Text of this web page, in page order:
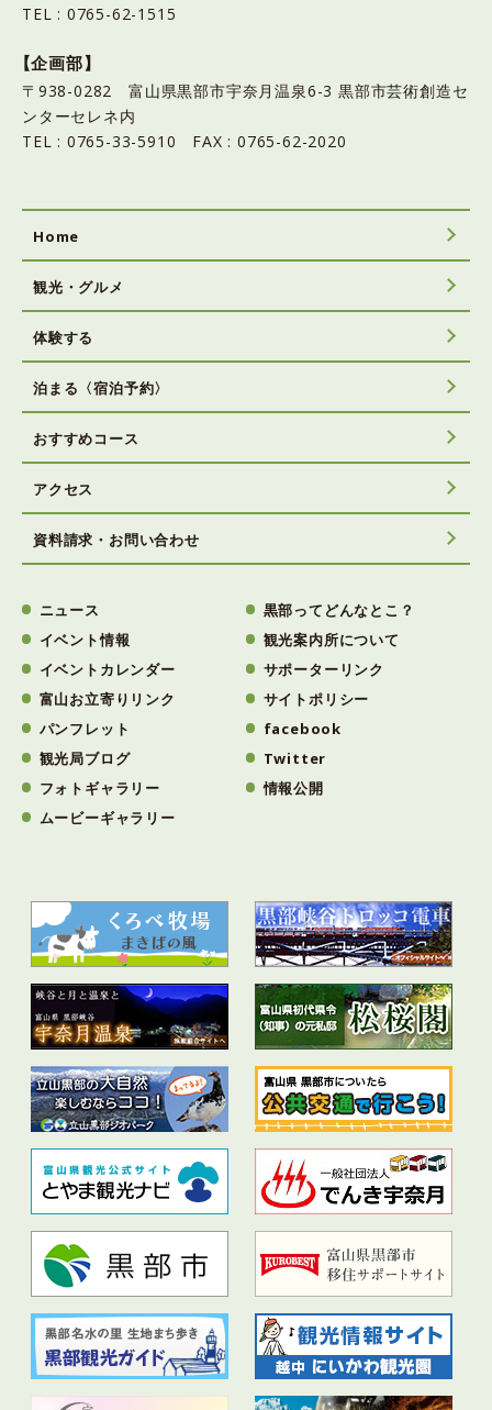
TEL : 0765-62-1515
【企画部】
〒938-0282 富山県黒部市宇奈月温泉6-3 黒部市芸術創造セ
ンターセレネ内
TEL : 0765-33-5910 FAX : 0765-62-2020
Home
観光・グルメ
体験する
泊まる〈宿泊予約〉
おすすめコース
アクセス
資料請求・お問い合わせ
ニュース
イベント情報
イベントカレンダー
富山お立寄りリンク
パンフレット
観光局ブログ
フォトギャラリー
ムービーギャラリー
黒部ってどんなとこ？
観光案内所について
サポーターリンク
サイトポリシー
facebook
Twitter
情報公開